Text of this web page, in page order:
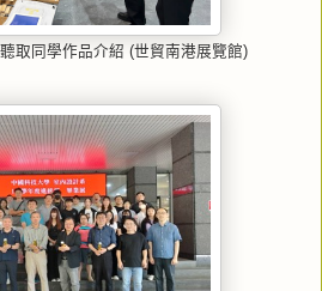
取同學作品介紹 (世貿南港展覽館)